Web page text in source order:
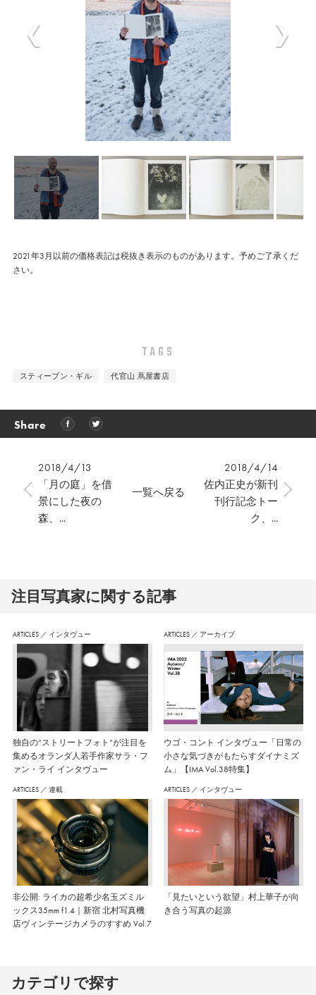
2021年3月以前の価格表記は税抜き表示のものがあります。予めご了承くだ
さい。
TAGS
スティーブン・ギル 代官山 蔦屋書店
Share
2018/4/13
「月の庭」を借
景にした夜の
森、...
2018/4/14
佐内正史が新刊
刊行記念トー
ク、...
一覧へ戻る
注⽬写真家に関する記事
ARTICLES ／ インタヴュー
独自の“ストリートフォト”が注目を
集めるオランダ人若手作家サラ・フ
ァン・ライ インタヴュー
ARTICLES ／ アーカイブ
ウゴ・コント インタヴュー「日常の
小さな気づきがもたらすダイナミズ
ム」【IMA Vol.38特集】
ARTICLES ／ 連載
非公開: ライカの超希少名玉ズミル
ックス35mm f1.4｜新宿 北村写真機
店ヴィンテージカメラのすすめ Vol.7
ARTICLES ／ インタヴュー
「見たいという欲望」村上華子が向
き合う写真の起源
カテゴリで探す